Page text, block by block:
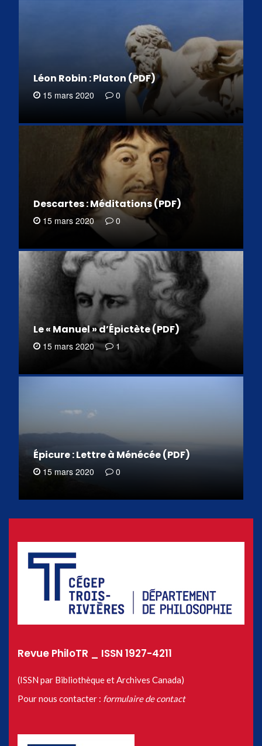
Léon Robin : Platon (PDF)
15 mars 2020 0
Descartes : Méditations (PDF)
15 mars 2020 0
Le « Manuel » d’Épictète (PDF)
15 mars 2020 1
Épicure : Lettre à Ménécée (PDF)
15 mars 2020 0
Revue PhiloTR _ ISSN 1927-4211
(ISSN par Bibliothèque et Archives Canada)
Pour nous contacter : formulaire de contact